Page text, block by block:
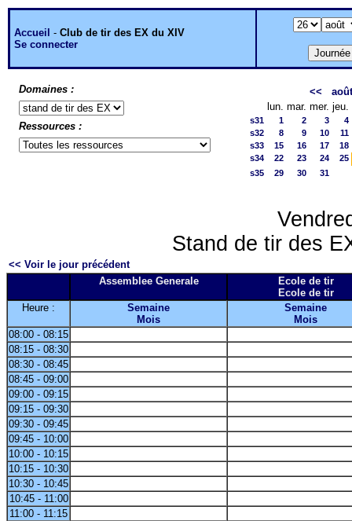
Accueil - Club de tir des EX du XIV
Se connecter
Domaines :
Ressources :
<<
lun. mar. mer. jeu.
s31 1 2 3
4
s32
8 9 10
11
s33
15 16 17
18
s34
22 23 24
25
s35
29 30 31
Stand de tir des
<< Voir le jour précédent
Assemblee Generale
Ecole de tir
Ecole de tir
Heure :
Semaine
Mois
Semaine
Mois
08:00 - 08:15
08:15 - 08:30
08:30 - 08:45
08:45 - 09:00
09:00 - 09:15
09:15 - 09:30
09:30 - 09:45
09:45 - 10:00
10:00 - 10:15
10:15 - 10:30
10:30 - 10:45
10:45 - 11:00
11:00 - 11:15